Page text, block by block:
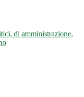
di amministrazione,